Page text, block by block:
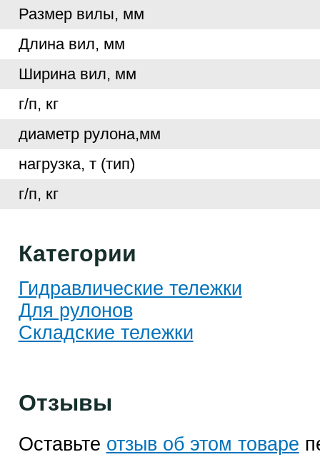
Размер вилы, мм
Длина вил, мм
Ширина вил, мм
г/п, кг
диаметр рулона,мм
нагрузка, т (тип)
г/п, кг
Категории
Гидравлические тележки
Для рулонов
Складские тележки
Отзывы
Оставьте отзыв об этом товаре